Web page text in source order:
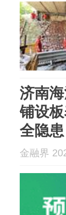
济南
铺设
全隐患
金融界